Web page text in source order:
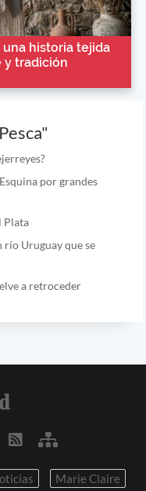
una historia tejida
y tradición
por grandes
Plata
río Uruguay que se
a retroceder
Marie Claire